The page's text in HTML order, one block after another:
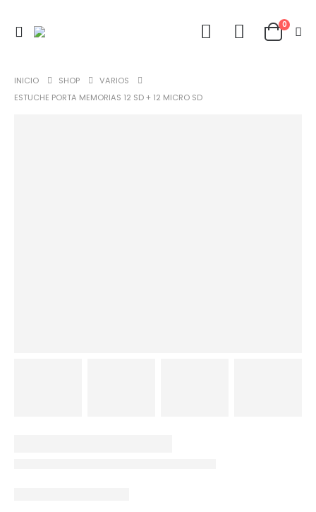
0
INICIO SHOP
VARIOS
ESTUCHE PORTA MEMORIAS 12 SD + 12 MICRO SD